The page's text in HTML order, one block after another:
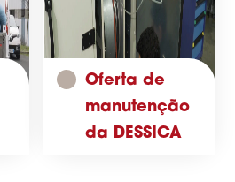
Oferta de
manutenção
da DESSICA